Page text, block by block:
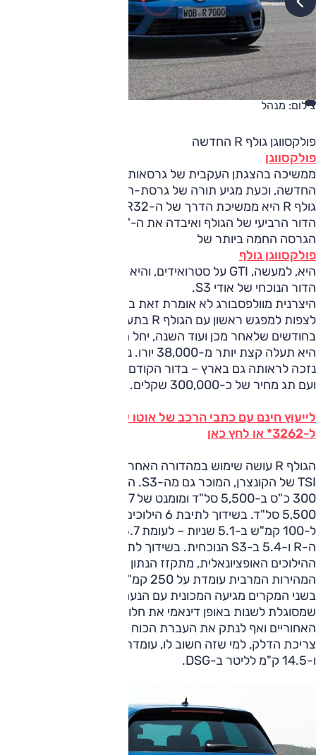
צילום: מנהל
פולקסווגן גולף R החדשה
פולקסווגן
ממשיכה בהצגתן העקבית של גרסאותיה השונות של הגולף
החדשה, וכעת מגיע תורה של גרסת-העל הקיצונית. פולקסווגן
הגרסה החמה ביותר של
פולקסווגן גולף
היא, למעשה, GTI על סטרואידים, והיא חולקת מכלולים רבים עם
הדור הנוכחי של אודי S3.
היצרנית מוולפסבורג לא אומרת זאת באופן מפורש, אבל ניתן
לצפות למפגש ראשון עם הגולף R בתערוכת פרנקפורט הקרובה.
בחודשים שלאחר מכן ועוד השנה, יחל השיווק שלה באירופה, שם
היא תעלה קצת יותר מ-38,000 יורו. נכון לעכשיו, לא ידוע אם
נזכה לראותה גם בארץ – בדור הקודם היא נחתה כאן באיחור
ועם תג מחיר של כ-300,000 שקלים.
לייעוץ חינם עם כתבי הרכב של אוטו על פולקסווגן גולף חייג
ל-3262* או לחץ כאן
TSI של הקונצרן, המוכר גם מה-S3. הוא מגיע עם הספק של
5,500 סל"ד. בשידוך לתיבת 6 הילוכים ידנית, מתקבלת תאוצה
המהירות המרבית עומדת על 250 קמ"ש מוגבלים אלקטרונית.
שמסוגלת לשנות באופן דינאמי את חלוקת המומנט לגלגלים
האחוריים ואף לנתק את העברת הכוח אליהם כשאין בכך צורך.
ו-14.5 ק"מ לליטר ב-DSG.